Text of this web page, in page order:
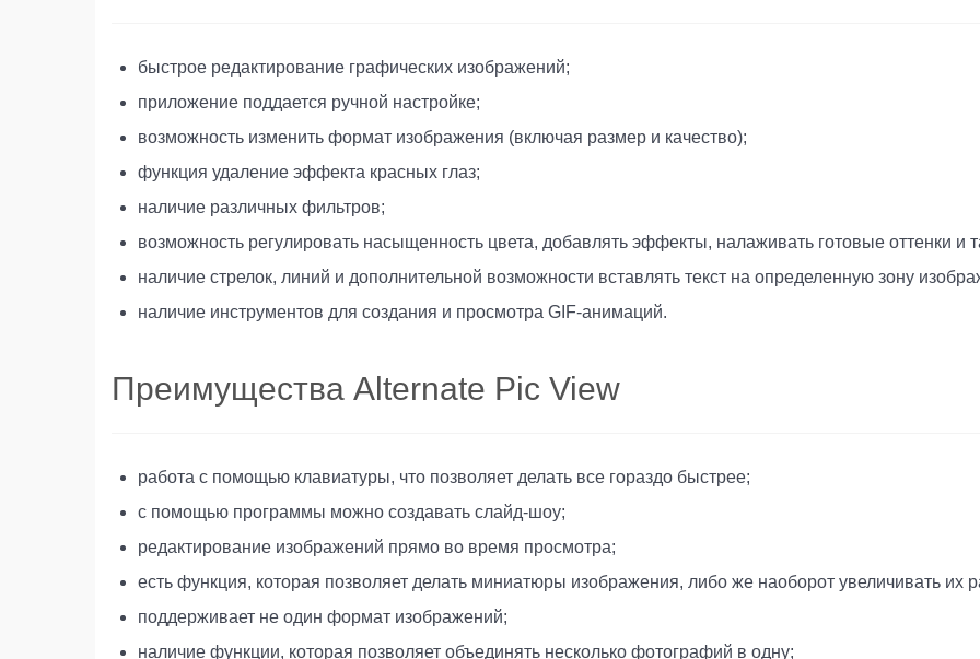
быстрое редактирование графических изображений;
приложение поддается ручной настройке;
возможность изменить формат изображения (включая размер и качество);
функция удаление эффекта красных глаз;
наличие различных фильтров;
возможность регулировать насыщенность цвета, добавлять эффекты, налаживать готовые оттенки и
наличие стрелок, линий и дополнительной возможности вставлять текст на определенную зону
наличие инструментов для создания и просмотра GIF-анимаций.
Преимущества Alternate Pic View
работа с помощью клавиатуры, что позволяет делать все гораздо быстрее;
с помощью программы можно создавать слайд-шоу;
редактирование изображений прямо во время просмотра;
есть функция, которая позволяет делать миниатюры изображения, либо же наоборот увеличивать их
поддерживает не один формат изображений;
наличие функции, которая позволяет объединять несколько фотографий в одну;